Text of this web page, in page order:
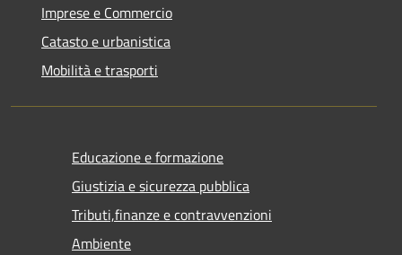
Imprese e Commercio
Catasto e urbanistica
Mobilità e trasporti
Educazione e formazione
Giustizia e sicurezza pubblica
Tributi,finanze e contravvenzioni
Ambiente